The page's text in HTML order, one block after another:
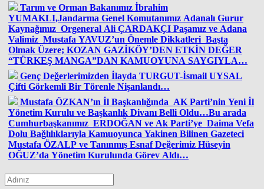
Tarım ve Orman Bakanımız İbrahim
YUMAKLI,Jandarma Genel Komutanımız Adanalı Gurur
Kaynağımız Orgeneral Ali ÇARDAKÇI Paşamız ve Adana
Valimiz Mustafa YAVUZ’un Önemle Dikkatleri Başta
Olmak Üzere; KOZAN GAZİKÖY’DEN ETKİN DEĞER
“TÜRKEŞ MANGA”DAN KAMUOYUNA SAYGIYLA…
Genç Değerlerimizden İlayda TURGUT-İsmail UYSAL
Çifti Görkemli Bir Törenle Nişanlandı…
Mustafa ÖZKAN’ın İl Başkanlığında AK Parti’nin Yeni İl
Yönetim Kurulu ve Başkanlık Divanı Belli Oldu…Bu arada
Cumhurbaşkanımız ERDOĞAN ve Ak Parti’ye Daima Vefa
Dolu Bağlılıklarıyla Kamuoyunca Yakinen Bilinen Gazeteci
Mustafa ÖZALP ve Tanınmış Esnaf Değerimiz Hüseyin
OĞUZ’da Yönetim Kurulunda Görev Aldı…